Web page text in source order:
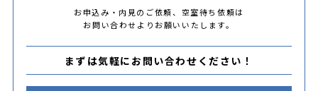
お申込み・内見のご依頼、空室待ち依頼は
お問い合わせよりお願いいたします。
まずは気軽にお問い合わせください！